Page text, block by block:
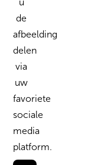
u
de
afbeelding
delen
via
uw
favoriete
sociale
media
platform.